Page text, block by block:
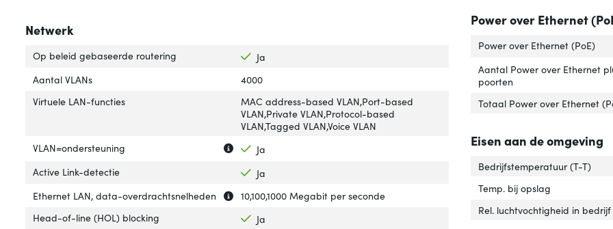
Netwerk
Op beleid gebaseerde routering
Ja
Aantal VLANs
4000
Virtuele LAN-functies
MAC address-based VLAN,Port-based
VLAN,Private VLAN,Protocol-based
VLAN,Tagged VLAN,Voice VLAN
Uitleg over 'VLAN=ondersteuning'
Verberg uitleg over 'VLAN=ondersteuning'
VLAN=ondersteuning
Ja
Active Link-detectie
Ja
Uitleg over 'Ethernet LAN, data-overdrachtsnelheden'
Verberg uitleg over 'Ethernet LAN, data-overdrachtsnelheden'
Ethernet LAN, data-overdrachtsnelheden
10,100,1000 Megabit per seconde
Head-of-line (HOL) blocking
Ja
Power over Ethernet
Power over Ethernet (PoE)
Aantal Power over Ethernet
poorten
Totaal Power over Ethernet
Eisen aan de omgeving
Bedrijfstemperatuur (T-T)
Temp. bij opslag
Rel. luchtvochtigheid in bedrijf